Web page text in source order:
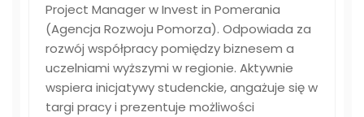
Project Manager w Invest in Pomerania
(Agencja Rozwoju Pomorza). Odpowiada za
rozwój współpracy pomiędzy biznesem a
uczelniami wyższymi w regionie. Aktywnie
wspiera inicjatywy studenckie, angażuje się w
targi pracy i prezentuje możliwości